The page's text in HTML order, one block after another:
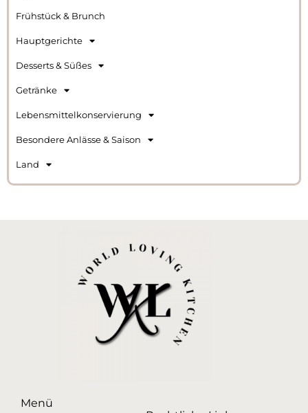
Frühstück & Brunch
Hauptgerichte
Desserts & Süßes
Getränke
Lebensmittelkonservierung
Besondere Anlässe & Saison
Land
Menü